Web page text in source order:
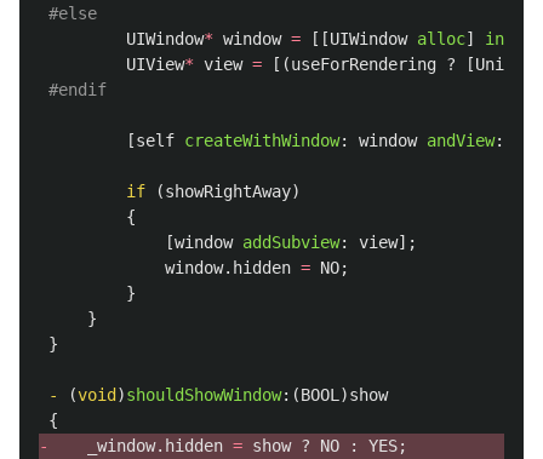
#else
UIWindow* window = [[UIWindow alloc] init
UIView* view = [(useForRendering ? [
#endif
[self createWithWindow: window andView:
if (showRightAway)
{
[window addSubview: view];
window. hidden = NO;
}
}
}
- (void )shouldShowWindow:(BOOL)show
{
-
_window. hidden = show ? NO : YES;